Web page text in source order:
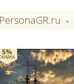
PersonaGR.ru
5%